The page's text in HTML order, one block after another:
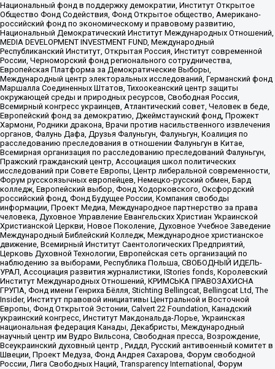
Национальный фонд в поддержку демократии, Институт Открытое
Общество Фонд Содействия, Фонд Открытое общество, Американо-
российский фонд по экономическому и правовому развитию,
Национальный Демократический Институт Международных Отношений,
MEDIA DEVELOPMENT INVESTMENT FUND, Международный
Республиканский Институт, Открытая Россия, Институт современной
России, Черноморский фонд регионального сотрудничества,
Европейская Платформа за Демократические Выборы,
Международный центр электоральных исследований, Германский фонд
Маршалла Соединенных Штатов, Тихоокеанский центр защиты
окружающей среды и природных ресурсов, Свободная Россия,
Всемирный конгресс украинцев, Атлантический совет, Человек в беде,
Европейский фонд за демократию, Джеймстаунский фонд, Прожект
Хармони, Родники дракона, Врачи против насильственного извлечения
органов, Фалунь Дафа, Друзья Фалуньгун, Фалуньгун, Коалиция по
расследованию преследования в отношении Фалуньгун в Китае,
Всемирная организация по расследованию преследований Фалуньгун,
Пражский гражданский центр, Ассоциация школ политических
исследований при Совете Европы, Центр либеральной современности,
Форум русскоязычных европейцев, Немецко-русский обмен, Бард
колледж, Европейский выбор, Фонд Ходорковского, Оксфордский
российский фонд, Фонд Будущее России, Компания свободы
информации, Проект Медиа, Международное партнерство за права
человека, Духовное Управление Евангельских Христиан Украинской
Христианской Церкви, Новое Поколение, Духовное Учебное Заведение
Международный Библейский Колледж, Международное христианское
движение, Всемирный Институт Саентологических Предприятий,
Церковь Духовной Технологии, Европейская сеть организаций по
наблюдению за выборами, Республика Польша, СВОБОДНЫЙ ИДЕЛЬ-
УРАЛ, Ассоциация развития журналистики, IStories fonds, Королевский
Институт Международных Отношений, КРИМСЬКА ПРАВОЗАХИСНА
ГРУПА, Фонд имени Генриха Бёлля, Stichting Bellingcat, Bellingcat Ltd, The
Insider, Институт правовой инициативы Центральной и Восточной
Европы, Фонд Открытой Эстонии, Calvert 22 Foundation, Канадский
украинский конгресс, Институт Макдональда-Лорье, Украинская
национальная федерация Канады, Декабристы, Международный
научный центр им Вудро Вильсона, Свободная пресса, Возрождение,
Всеукраинский духовный центр , Риддл, Русский антивоенный комитет в
Швеции, Проект Медуза, Фонд Андрея Сахарова, Форум свободной
России, Лига Свободных Наций, Transparеncy International, Форум